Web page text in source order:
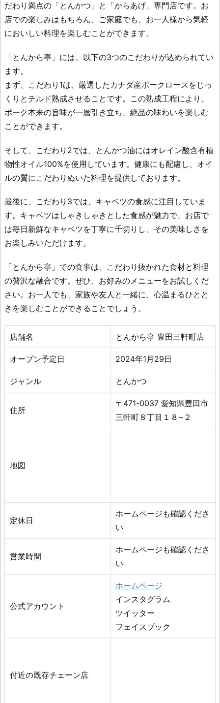
だわり満点の「とんかつ」と「からあげ」専門店です。お
店での楽しみはもちろん、ご家庭でも、お一人様から気軽
においしい料理を楽しむことができます。
「とんから亭」には、以下の3つのこだわりが込められてい
ます。
まず、こだわり1は、厳選したカナダ産ポークロースをじっ
くりとチルド熟成させることです。この熟成工程により、
ポーク本来の旨味が一層引き立ち、絶品の味わいを楽しむ
ことができます。
そして、こだわり2では、とんかつ油にはオレイン酸含有植
物性オイル100%を使用しています。健康にも配慮し、オイ
ルの質にこだわりぬいた料理を提供しております。
最後に、こだわり3では、キャベツの食感に注目していま
す。キャベツはしゃきしゃきとした食感が魅力で、お店で
は毎日新鮮なキャベツを丁寧に千切りし、その美味しさを
お楽しみいただけます。
「とんから亭」での食事は、こだわり抜かれた食材と料理
の贅沢な融合です。ぜひ、お好みのメニューをお試しくだ
さい。お一人でも、家族や友人と一緒に、心温まるひとと
きを楽しむことができることでしょう。
店舗名 とんから亭 豊田三軒町店
オープン予定日 2024年1月29日
ジャンル とんかつ
住所
〒471-0037 愛知県豊田市
三軒町８丁目１８−２
地図
定休日
ホームページも確認くださ
い
営業時間
ホームページも確認くださ
い
公式アカウント
ホームページ
インスタグラム
ツイッター
フェイスブック
付近の既存チェーン店